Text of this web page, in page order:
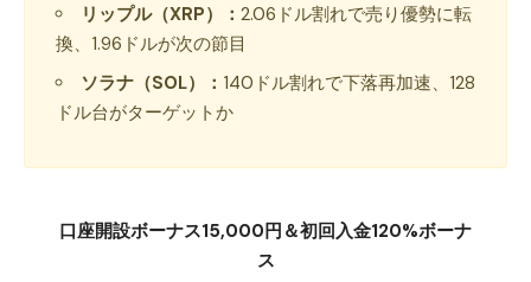
リップル（XRP）： 2.06ドル割れで売り優勢に転
換、1.96ドルが次の節目
ソラナ（SOL）： 140ドル割れで下落再加速、128
ドル台がターゲットか
口座開設ボーナス15,000円＆初回入金120%ボーナ
ス